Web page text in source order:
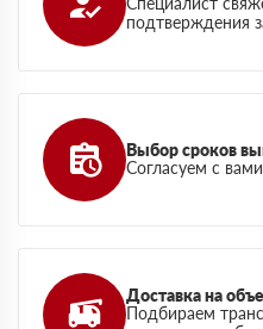
подтверждения
Выбор сроков
Согласуем с
Доставка на
Подбираем